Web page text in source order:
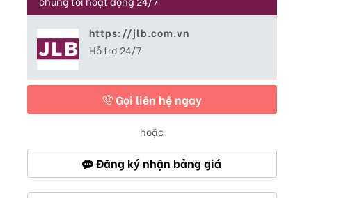
https://jlb.com.vn
Hỗ trợ 24/7
Gọi liên hệ ngay
hoặc
Đăng ký nhận bảng giá